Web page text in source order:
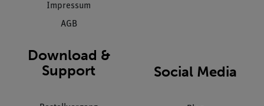
Impressum
AGB
Download &
Support
Social Media